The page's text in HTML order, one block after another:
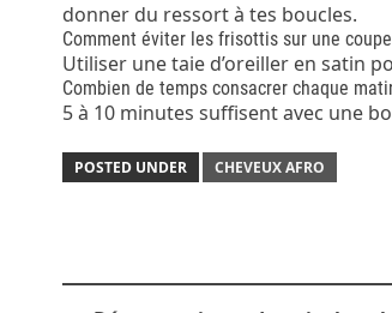
donner du ressort à tes boucles.
Comment éviter les frisottis sur une
Utiliser une taie d’oreiller en satin
Combien de temps consacrer chaque
5 à 10 minutes suffisent avec une
POSTED UNDER CHEVEUX AFRO